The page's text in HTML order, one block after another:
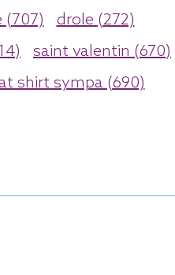
(707)
drole (272)
saint valentin (670)
shirt sympa (690)